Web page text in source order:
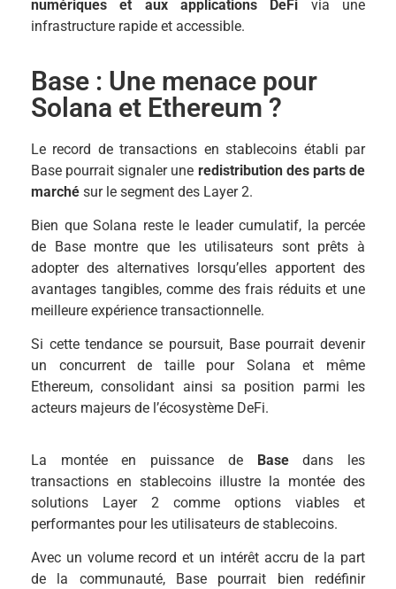
numériques et aux applications DeFi via une
infrastructure rapide et accessible.
Base : Une menace pour
Solana et Ethereum ?
Le record de transactions en stablecoins établi par
Base pourrait signaler une redistribution des parts de
marché sur le segment des Layer 2.
Bien que Solana reste le leader cumulatif, la percée
de Base montre que les utilisateurs sont prêts à
adopter des alternatives lorsqu’elles apportent des
avantages tangibles, comme des frais réduits et une
meilleure expérience transactionnelle.
Si cette tendance se poursuit, Base pourrait devenir
un concurrent de taille pour Solana et même
Ethereum, consolidant ainsi sa position parmi les
acteurs majeurs de l’écosystème DeFi.
La montée en puissance de Basedans les
transactions en stablecoins illustre la montée des
solutions Layer 2 comme options viables et
performantes pour les utilisateurs de stablecoins.
Avec un volume record et un intérêt accru de la part
de la communauté, Base pourrait bien redéfinir